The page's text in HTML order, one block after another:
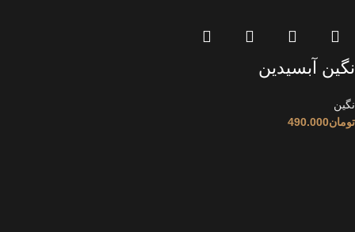
نگین آبسیدین
نگین
تومان490.000